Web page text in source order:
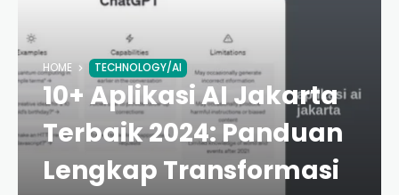
HOME TECHNOLOGY/AI
10+ Aplikasi AI Jakarta
Terbaik 2024: Panduan
Lengkap Transformasi